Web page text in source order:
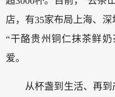
店，有35家布局上海、深
“干酪贵州铜仁抹茶鲜
爱。
从杯盏到生活、再